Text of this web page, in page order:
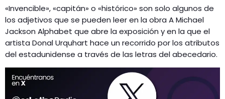
«Invencible», «capitán» o «histórico» son solo algunos de
los adjetivos que se pueden leer en la obra A Michael
Jackson Alphabet que abre la exposición y en la que el
artista Donal Urquhart hace un recorrido por los atributos
del estadunidense a través de las letras del abecedario.